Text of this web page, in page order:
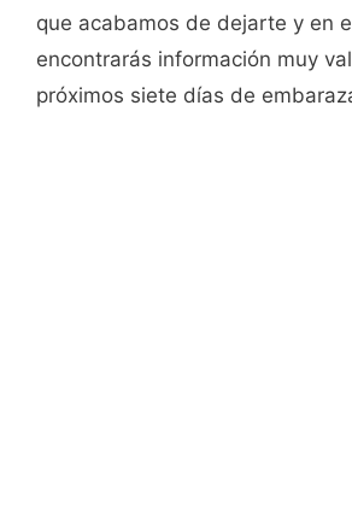
que acabamos de dejarte y en
encontrarás información muy
próximos siete días de